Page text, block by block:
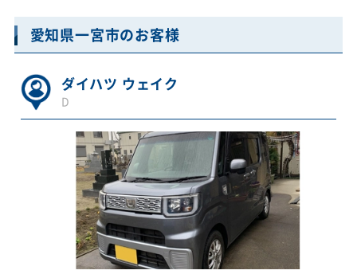
愛知県一宮市のお客様
ダイハツ ウェイク
D